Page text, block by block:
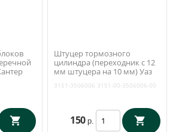
Штуцер тормозного
цилиндра (переходник с 12
мм штуцера на 10 мм) Уаз
3506006
3151-3506006 3151-00-3506006-00
150 р.